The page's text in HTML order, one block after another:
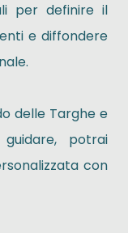
per definire il
e diffondere
delle Targhe e
potrai
con